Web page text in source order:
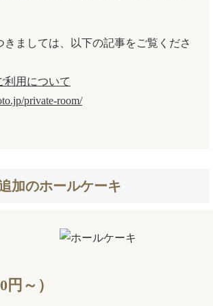
きましては、以下の記事をご覧くださ
利用について
private-room/
加のホールケーキ
～）